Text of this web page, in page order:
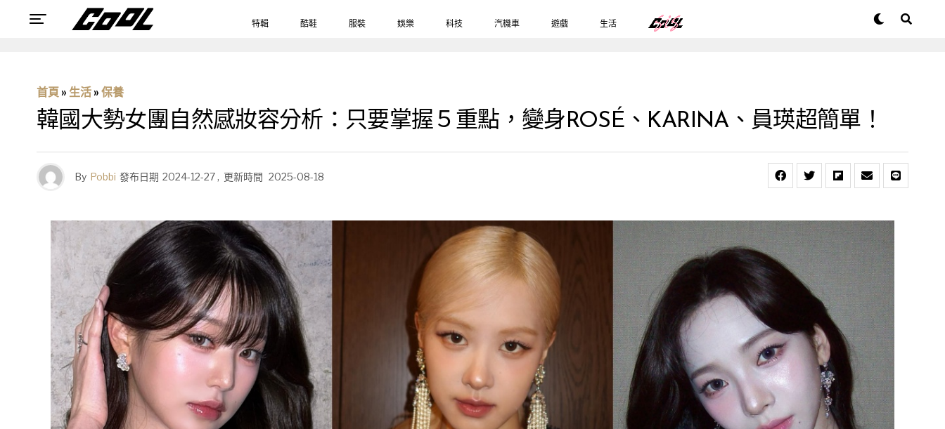
特輯 酷鞋 服裝 娛樂 科技 汽機車 遊戲 生活
首頁 » 生活 » 保養
韓國大勢女團自然感妝容分析：只要掌握５重點，變身ROSÉ、KARINA、員瑛超簡單！
By Pobbi 發布日期 2024-12-27, 更新時間 2025-08-18